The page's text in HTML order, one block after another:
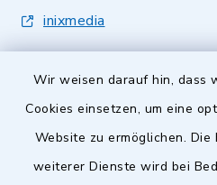
Wir weisen darauf hin, dass
Cookies einsetzen, um eine
Website zu ermöglichen.
weiterer Dienste wird bei
inixmedia